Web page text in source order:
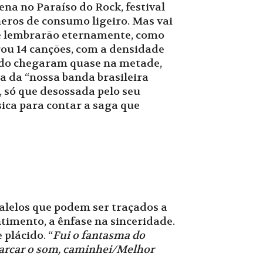
no Paraíso do Rock, festival
de consumo ligeiro. Mas vai
lembrarão eternamente, como
14 canções, com a densidade
chegaram quase na metade,
da “nossa banda brasileira
só que desossada pelo seu
para contar a saga que
que podem ser traçados a
a ênfase na sinceridade.
“Fui o fantasma do
o som, caminhei/Melhor